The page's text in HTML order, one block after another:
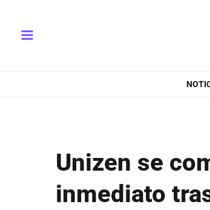
contenido
Menu
Unizen se
inmediato